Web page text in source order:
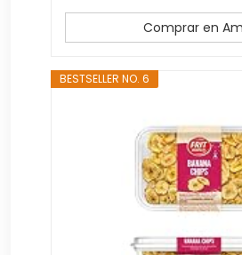
Comprar en
BESTSELLER NO. 6